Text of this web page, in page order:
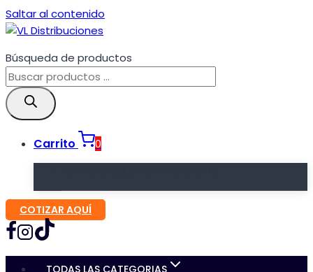
Saltar al contenido
Búsqueda de productos
Carrito
0
COTIZAR AQUÍ
TODAS LAS CATEGORIAS